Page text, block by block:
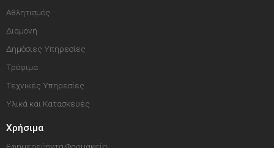
Αθλητισμός
Διαμονή
Δημόσιες Υπηρεσίες
Τρόφιμα
Τεχνικές Υπηρεσίες
Υλικά και Κατασκευές
Χρήσιμα